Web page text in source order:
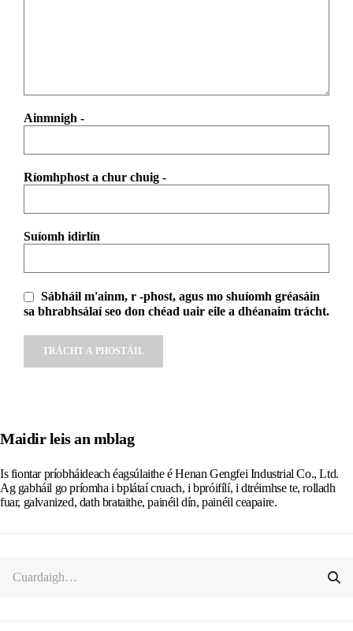
Ainmnigh -
Ríomhphost a chur chuig -
Suíomh idirlín
Sábháil m'ainm, r -phost, agus mo shuíomh gréasáin
sa bhrabhsálaí seo don chéad uair eile a dhéanaim trácht.
Maidir leis an mblag
Is fiontar príobháideach éagsúlaithe é Henan Gengfei Industrial Co., Ltd.
Ag gabháil go príomha i bplátaí cruach, i bpróifílí, i dtréimhse te, rolladh
fuar, galvanized, dath brataithe, painéil dín, painéil ceapaire.